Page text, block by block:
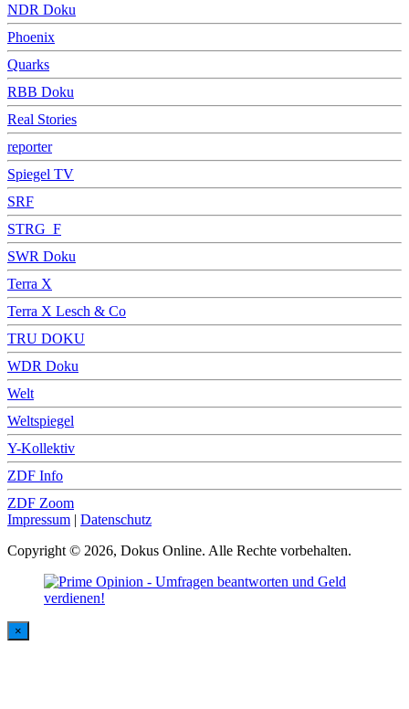
NDR Doku
Phoenix
Quarks
RBB Doku
Real Stories
reporter
Spiegel TV
SRF
STRG_F
SWR Doku
Terra X
Terra X Lesch & Co
TRU DOKU
WDR Doku
Welt
Weltspiegel
Y-Kollektiv
ZDF Info
ZDF Zoom
Impressum | Datenschutz
Copyright © 2026, Dokus Online. Alle Rechte vorbehalten.
×